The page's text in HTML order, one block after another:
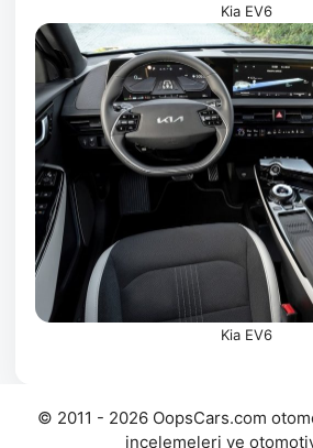
Kia EV6
Kia EV6
© 2011 - 2026 OopsCars.com
incelemeleri ve